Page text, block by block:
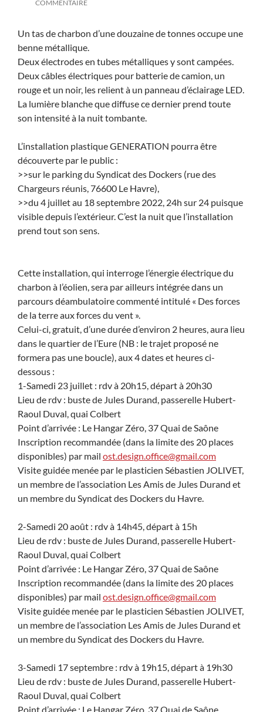
COMMENTAIRE
Un tas de charbon d’une douzaine de tonnes occupe une
benne métallique.
Deux électrodes en tubes métalliques y sont campées.
Deux câbles électriques pour batterie de camion, un
rouge et un noir, les relient à un panneau d’éclairage LED.
La lumière blanche que diffuse ce dernier prend toute
son intensité à la nuit tombante.
L’installation plastique GENERATION pourra être
découverte par le public :
>>sur le parking du Syndicat des Dockers (rue des
Chargeurs réunis, 76600 Le Havre),
>>du 4 juillet au 18 septembre 2022, 24h sur 24 puisque
visible depuis l’extérieur. C’est la nuit que l’installation
prend tout son sens.
Cette installation, qui interroge l’énergie électrique du
charbon à l’éolien, sera par ailleurs intégrée dans un
parcours déambulatoire commenté intitulé « Des forces
de la terre aux forces du vent ».
Celui-ci, gratuit, d’une durée d’environ 2 heures, aura lieu
dans le quartier de l’Eure (NB : le trajet proposé ne
formera pas une boucle), aux 4 dates et heures ci-
dessous :
1-Samedi 23 juillet : rdv à 20h15, départ à 20h30
Lieu de rdv : buste de Jules Durand, passerelle Hubert-
Raoul Duval, quai Colbert
Point d’arrivée : Le Hangar Zéro, 37 Quai de Saône
Inscription recommandée (dans la limite des 20 places
disponibles) par mail ost.design.office@gmail.com
Visite guidée menée par le plasticien Sébastien JOLIVET,
un membre de l’association Les Amis de Jules Durand et
un membre du Syndicat des Dockers du Havre.
2-Samedi 20 août : rdv à 14h45, départ à 15h
Lieu de rdv : buste de Jules Durand, passerelle Hubert-
Raoul Duval, quai Colbert
Point d’arrivée : Le Hangar Zéro, 37 Quai de Saône
Inscription recommandée (dans la limite des 20 places
disponibles) par mail ost.design.office@gmail.com
Visite guidée menée par le plasticien Sébastien JOLIVET,
un membre de l’association Les Amis de Jules Durand et
un membre du Syndicat des Dockers du Havre.
3-Samedi 17 septembre : rdv à 19h15, départ à 19h30
Lieu de rdv : buste de Jules Durand, passerelle Hubert-
Raoul Duval, quai Colbert
Point d’arrivée : Le Hangar Zéro, 37 Quai de Saône